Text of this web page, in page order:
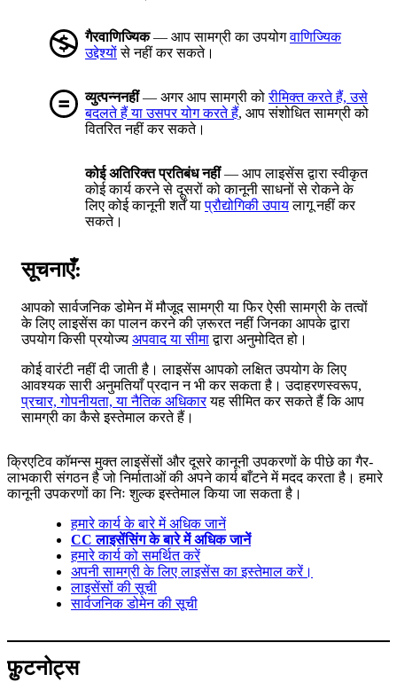
गैरवाणिज्यिक— आप सामग्री का उपयोगवाणिज्यिक
उद्देश्योंसे नहीं कर सकते।
व्युत्पन्ननहीं— अगर आप सामग्री कोरीमिक्त करते हैं, उसे
बदलते हैं या उसपर योग करते हैं, आप संशोधित सामग्री को
वितरित नहीं कर सकते।
कोई अतिरिक्त प्रतिबंध नहीं— आप लाइसेंस द्वारा स्वीकृत
कोई कार्य करने से दूसरों को कानूनी साधनों से रोकने के
लिए कोई कानूनी शर्तें याप्रौद्योगिकी उपायलागू नहीं कर
सकते।
सूचनाएँ:
आपको सार्वजनिक डोमेन में मौजूद सामग्री या फिर ऐसी सामग्री के तत्वों
के लिए लाइसेंस का पालन करने की ज़रूरत नहीं जिनका आपके द्वारा
उपयोग किसी प्रयोज्य अपवाद या सीमाद्वारा अनुमोदित हो।
कोई वारंटी नहीं दी जाती है। लाइसेंस आपको लक्षित उपयोग के लिए
आवश्यक सारी अनुमतियाँ प्रदान न भी कर सकता है। उदाहरणस्वरूप,
प्रचार, गोपनीयता, या नैतिक अधिकारयह सीमित कर सकते हैं कि आप
सामग्री का कैसे इस्तेमाल करते हैं।
क्रिएटिव कॉमन्स मुक्त लाइसेंसों और दूसरे कानूनी उपकरणों के पीछे का गैर-
लाभकारी संगठन है जो निर्माताओं की अपने कार्य बाँटने में मदद करता है। हमारे
कानूनी उपकरणों का निः शुल्क इस्तेमाल किया जा सकता है।
हमारे कार्य के बारे में अधिक जानें
CC लाइसेंसिंग के बारे में अधिक जानें
हमारे कार्य को समर्थित करें
अपनी सामग्री के लिए लाइसेंस का इस्तेमाल करें।
लाइसेंसों की सूची
सार्वजनिक डोमेन की सूची
फ़ुटनोट्स